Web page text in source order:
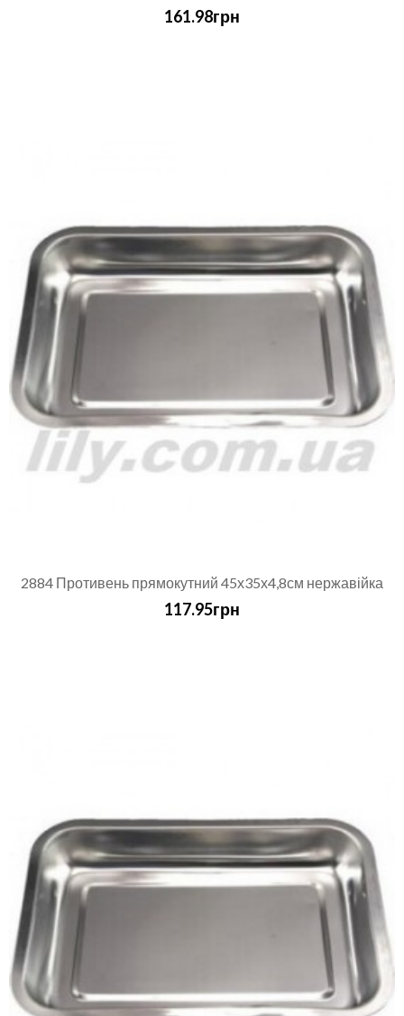
161.98грн
2884 Противень прямокутний 45х35х4,8см нержавійка
117.95грн